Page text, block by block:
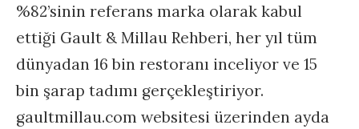
%82’sinin referans marka olarak kabul
ettiği Gault & Millau Rehberi, her yıl tüm
dünyadan 16 bin restoranı inceliyor ve 15
bin şarap tadımı gerçekleştiriyor.
gaultmillau.com websitesi üzerinden ayda